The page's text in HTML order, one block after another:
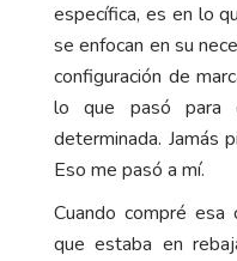
específica, es en lo
se enfocan en su
configuración de
lo que pasó para
determinada. Jamás
Eso me pasó a mí.
Cuando compré esa
que estaba en